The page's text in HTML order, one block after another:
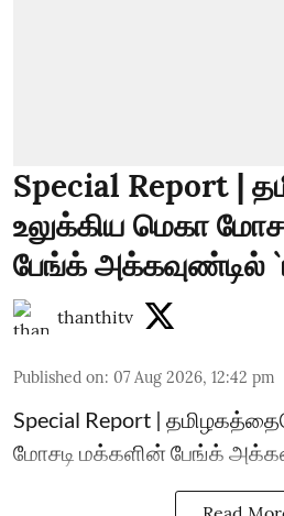
Special Report |
உலுக்கிய மெகா
பேங்க் அக்கவுண்டில்
thanthitv
Published on: 07 Aug 2026, 12:42 pm
Special Report |
மோசடி மக்களின் பேங்க்